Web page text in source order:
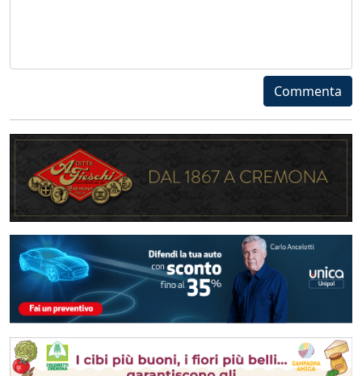
Commenta